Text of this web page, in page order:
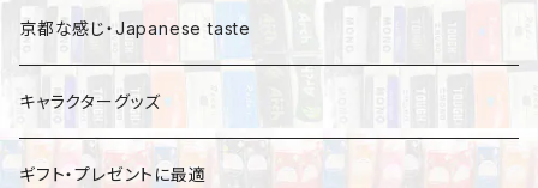
京都な感じ・Japanese taste
キャラクターグッズ
ギフト・プレゼントに最適